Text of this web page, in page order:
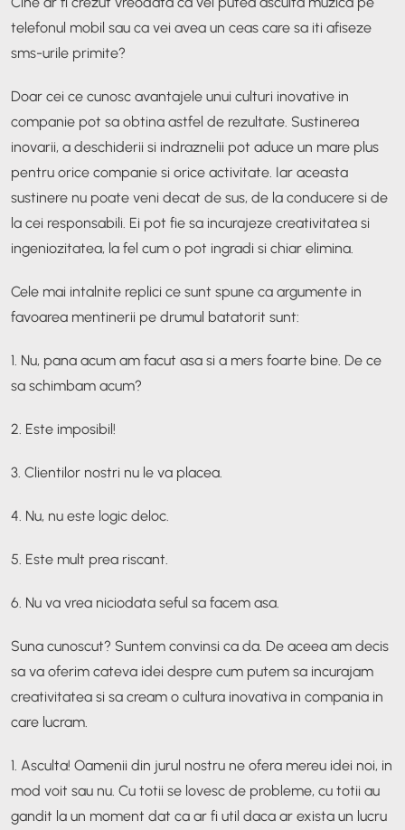
telefonul mobil sau ca vei avea un ceas care sa iti afiseze
sms-urile primite?
Doar cei ce cunosc avantajele unui culturi inovative in
companie pot sa obtina astfel de rezultate. Sustinerea
inovarii, a deschiderii si indraznelii pot aduce un mare plus
pentru orice companie si orice activitate. Iar aceasta
sustinere nu poate veni decat de sus, de la conducere si de
la cei responsabili. Ei pot fie sa incurajeze creativitatea si
ingeniozitatea, la fel cum o pot ingradi si chiar elimina.
Cele mai intalnite replici ce sunt spune ca argumente in
favoarea mentinerii pe drumul batatorit sunt:
1. Nu, pana acum am facut asa si a mers foarte bine. De ce
sa schimbam acum?
2. Este imposibil!
3. Clientilor nostri nu le va placea.
4. Nu, nu este logic deloc.
5. Este mult prea riscant.
6. Nu va vrea niciodata seful sa facem asa.
Suna cunoscut? Suntem convinsi ca da. De aceea am decis
sa va oferim cateva idei despre cum putem sa incurajam
creativitatea si sa cream o cultura inovativa in compania in
care lucram.
1. Asculta! Oamenii din jurul nostru ne ofera mereu idei noi, in
mod voit sau nu. Cu totii se lovesc de probleme, cu totii au
gandit la un moment dat ca ar fi util daca ar exista un lucru